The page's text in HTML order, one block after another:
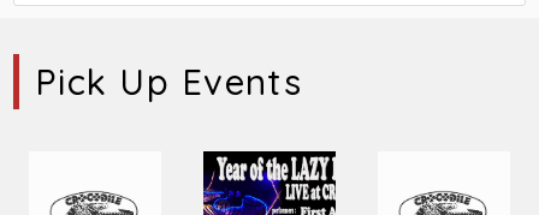
Pick Up Events